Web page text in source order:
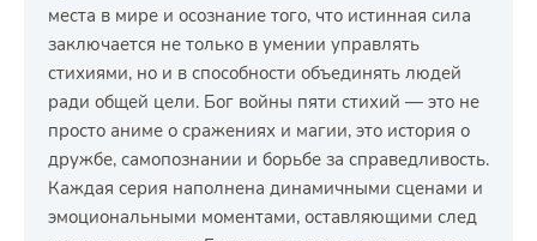
места в мире и осознание того, что истинная сила
заключается не только в умении управлять
стихиями, но и в способности объединять людей
ради общей цели. Бог войны пяти стихий — это не
просто аниме о сражениях и магии, это история о
дружбе, самопознании и борьбе за справедливость.
Каждая серия наполнена динамичными сценами и
эмоциональными моментами, оставляющими след